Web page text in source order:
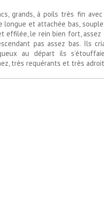
grands, à poils très fin
longue et attachée bas,
effilée, le rein bien fort, assez
pas assez bas. Ils
au départ ils
très requérants et très